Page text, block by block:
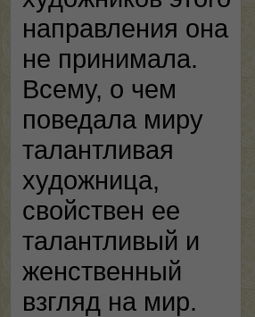
направления она
не принимала.
Всему, о чем
поведала миру
талантливая
художница,
свойствен ее
талантливый и
женственный
взгляд на мир.